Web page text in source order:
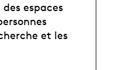
espaces
et les